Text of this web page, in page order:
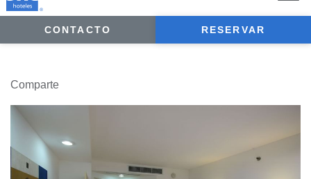
CONTACTO RESERVAR
Comparte